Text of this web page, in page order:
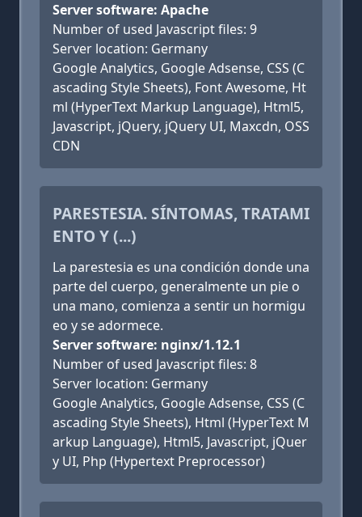
Server software: Apache
Number of used Javascript files: 9
Server location: Germany
Google Analytics, Google Adsense, CSS (C
ascading Style Sheets), Font Awesome, Ht
ml (HyperText Markup Language), Html5,
Javascript, jQuery, jQuery UI, Maxcdn, OSS
CDN
PARESTESIA. SÍNTOMAS, TRATAMI
ENTO Y (...)
La parestesia es una condición donde una
parte del cuerpo, generalmente un pie o
una mano, comienza a sentir un hormigu
eo y se adormece.
Server software: nginx/1.12.1
Number of used Javascript files: 8
Server location: Germany
Google Analytics, Google Adsense, CSS (C
ascading Style Sheets), Html (HyperText M
arkup Language), Html5, Javascript, jQuer
y UI, Php (Hypertext Preprocessor)